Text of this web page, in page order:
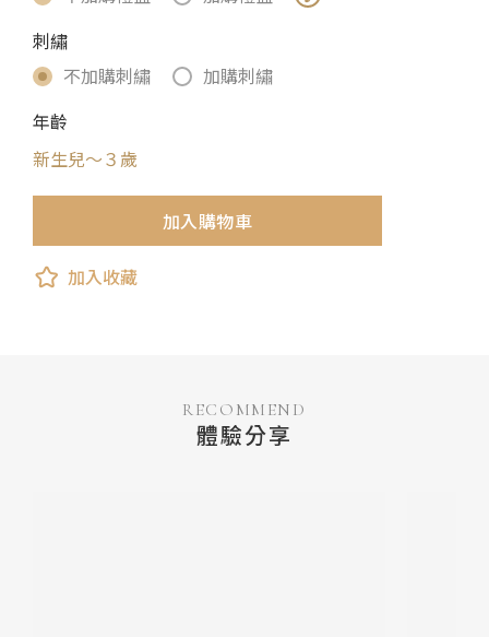
刺繡
不加購刺繡
加購刺繡
年齡
新生兒～３歲
加入購物車
加入收藏
RECOMMEND
體驗分享